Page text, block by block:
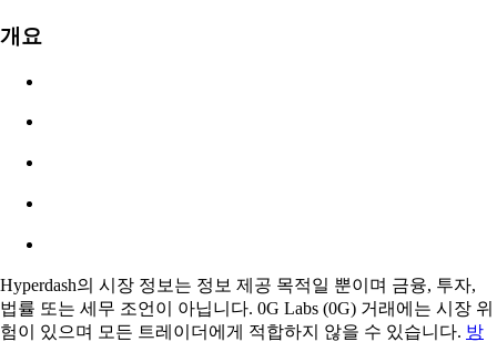
개요
Hyperdash의 시장 정보는 정보 제공 목적일 뿐이며 금융, 투자,
법률 또는 세무 조언이 아닙니다. 0G Labs (0G) 거래에는 시장 위
험이 있으며 모든 트레이더에게 적합하지 않을 수 있습니다. 방